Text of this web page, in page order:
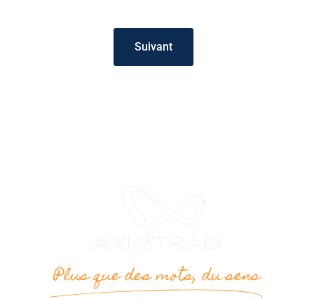
Suivant
Plus que des mots, du sens